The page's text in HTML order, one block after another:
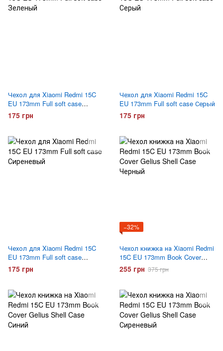
Чехол для Xiaomi Redmi 15C
EU 173mm Full soft case
Зеленый
175 грн
Чехол для Xiaomi Redmi 15C
EU 173mm Full soft case Серый
175 грн
Чехол для Xiaomi Redmi 15C
EU 173mm Full soft case
Сиреневый
175 грн
−32%
Чехол книжка на Xiaomi Redmi
15C EU 173mm Book Cover
Gelius Shell Case Черный
255 грн 375 грн